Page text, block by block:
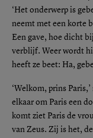
‘Het onderwerp is
neemt met een korte
Een gave, hoe dicht
verblijf. Weer wordt
heeft ze beet: Ha,
‘Welkom, prins
elkaar om Paris een
komt ziet Paris de
van Zeus. Zij is het,